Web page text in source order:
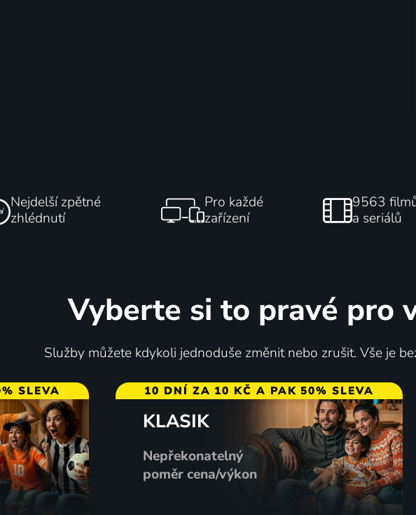
Nejdelší zpětné
zhlédnutí
Pro každé
zařízení
9563
a seriálů
Vyberte si to pravé pro
Služby můžete kdykoli jednoduše změnit nebo zrušit. Vše je
SLEVA 10 DNÍ ZA 10 KČ A PAK 50% SLEVA
KLASIK
Nepřekonatelný
poměr cena/výkon